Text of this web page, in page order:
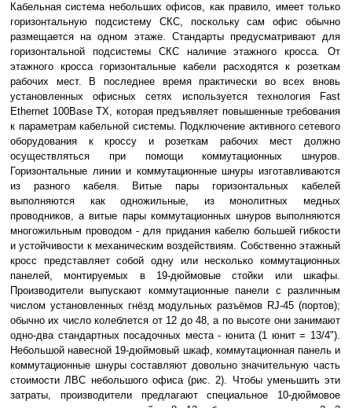
Кабельная система небольших офисов, как правило, имеет только
горизонтальную подсистему СКС, поскольку сам офис обычно
размещается на одном этаже. Стандарты предусматривают для
горизонтальной подсистемы СКС наличие этажного кросса. От
этажного кросса горизонтальные кабели расходятся к розеткам
рабочих мест. В последнее время практически во всех вновь
установленных офисных сетях используется технология Fast
Ethernet 100Base TX, которая предъявляет повышенные требования
к параметрам кабельной системы. Подключение активного сетевого
оборудования к кроссу и розеткам рабочих мест должно
осуществляться при помощи коммутационных шнуров.
Горизонтальные линии и коммутационные шнуры изготавливаются
из разного кабеля. Витые пары горизонтальных кабелей
выполняются как одножильные, из монолитных медных
проводников, а витые пары коммутационных шнуров выполняются
многожильным проводом - для придания кабелю большей гибкости
и устойчивости к механическим воздействиям. Собственно этажный
кросс представляет собой одну или несколько коммутационных
панелей, монтируемых в 19-дюймовые стойки или шкафы.
Производители выпускают коммутационные панели с различным
числом установленных гнёзд модульных разъёмов RJ-45 (портов);
обычно их число колеблется от 12 до 48, а по высоте они занимают
одно-два стандартных посадочных места - юнита (1 юнит = 13/4").
Небольшой навесной 19-дюймовый шкаф, коммутационная панель и
коммутационные шнуры составляют довольно значительную часть
стоимости ЛВС небольшого офиса (рис. 2). Чтобы уменьшить эти
затраты, производители предлагают специальное 10-дюймовое